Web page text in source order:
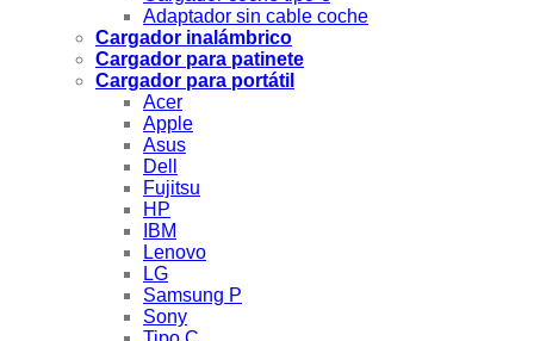
Adaptador sin cable coche
Cargador inalámbrico
Cargador para patinete
Cargador para portátil
Acer
Apple
Asus
Dell
Fujitsu
HP
IBM
Lenovo
LG
Samsung P
Sony